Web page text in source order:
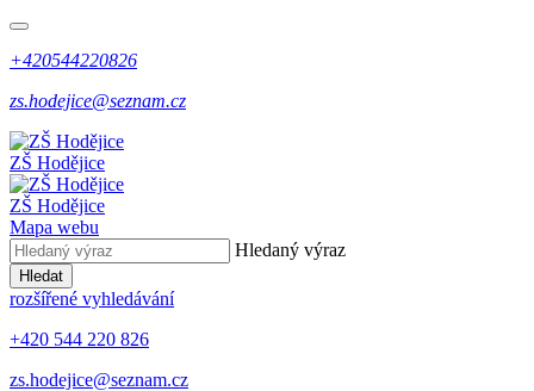
+420544220826
zs.hodejice@seznam.cz
ZŠ Hodějice
ZŠ Hodějice
Mapa webu
Hledaný výraz
Hledat
rozšířené vyhledávání
+420 544 220 826
zs.hodejice@seznam.cz